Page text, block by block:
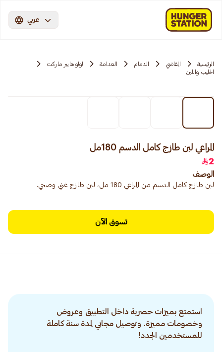
عربي
الرئيسية المقاضي الدمام العدامة
لولو هايبر ماركت
الحليب واللبن
المراعي لبن طازج كامل الدسم 180مل
2
الوصف
لبن طازج كامل الدسم من المراعي 180 مل، لبن طازج غني وصحي.
تسوق الآن
استمتع بميزات حصرية داخل التطبيق وعروض
وخصومات مميزة. وتوصيل مجاني لمدة سنة كاملة
للمستخدمين الجدد!